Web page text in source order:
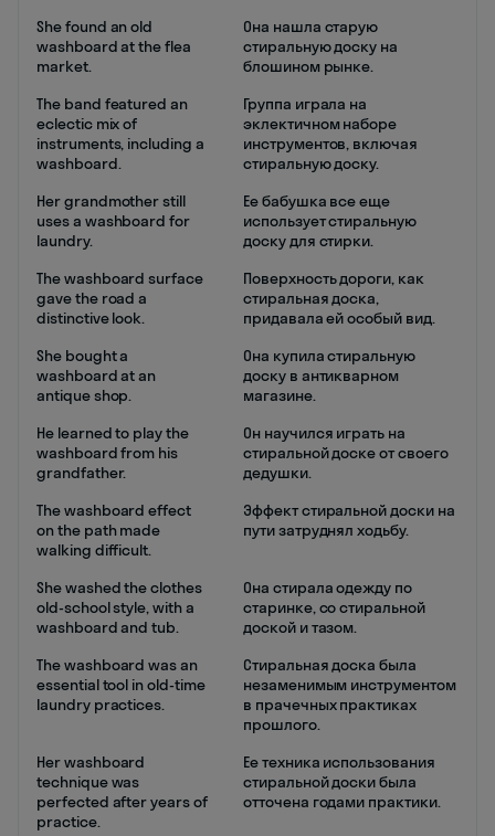
She found an old
washboard at the flea
market.
Она нашла старую
стиральную доску на
блошином рынке.
The band featured an
eclectic mix of
instruments, including a
washboard.
Группа играла на
эклектичном наборе
инструментов, включая
стиральную доску.
Her grandmother still
uses a washboard for
laundry.
Ее бабушка все еще
использует стиральную
доску для стирки.
The washboard surface
gave the road a
distinctive look.
Поверхность дороги, как
стиральная доска,
придавала ей особый вид.
She bought a
washboard at an
antique shop.
Она купила стиральную
доску в антикварном
магазине.
He learned to play the
washboard from his
grandfather.
Он научился играть на
стиральной доске от своего
дедушки.
The washboard effect
on the path made
walking difficult.
Эффект стиральной доски на
пути затруднял ходьбу.
She washed the clothes
old-school style, with a
washboard and tub.
Она стирала одежду по
старинке, со стиральной
доской и тазом.
The washboard was an
essential tool in old-time
laundry practices.
Стиральная доска была
незаменимым инструментом
в прачечных практиках
прошлого.
Her washboard
technique was
perfected after years of
practice.
Ее техника использования
стиральной доски была
отточена годами практики.